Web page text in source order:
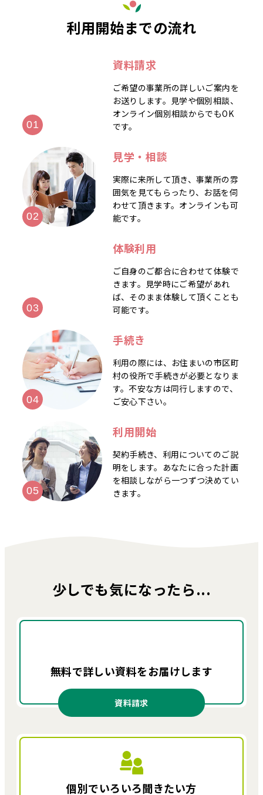
利用開始までの流れ
資料請求
ご希望の事業所の詳しいご案内を
お送りします。見学や個別相談、
オンライン個別相談からでもOK
です。
見学・相談
実際に来所して頂き、事業所の雰
囲気を見てもらったり、お話を伺
わせて頂きます。オンラインも可
能です。
体験利用
ご自身のご都合に合わせて体験で
きます。見学時にご希望があれ
ば、そのまま体験して頂くことも
可能です。
手続き
利用の際には、お住まいの市区町
村の役所で手続きが必要となりま
す。不安な方は同行しますので、
ご安心下さい。
利用開始
契約手続き、利用についてのご説
明をします。あなたに合った計画
を相談しながら一つずつ決めてい
きます。
少しでも気になったら...
無料で詳しい資料をお届けします
資料請求
個別でいろいろ聞きたい方